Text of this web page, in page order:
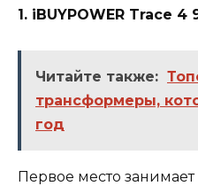
1. iBUYPOWER Trace 4
Читайте также:
трансформеры,
год
Первое место занимает